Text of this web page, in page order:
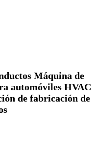
Máquina de
automóviles HVAC
de fabricación de